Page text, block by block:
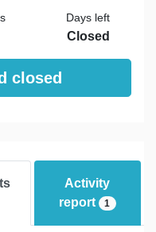
Days left
Closed
closed
Activity
report 1